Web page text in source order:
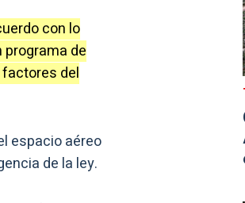
con lo
de
del
espacio aéreo
de la ley.